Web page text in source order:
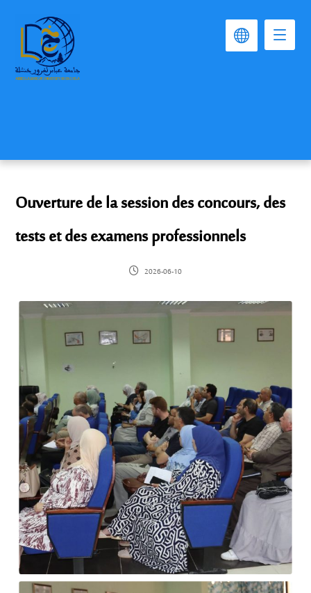
Ouverture de la session des concours, des
tests et des examens professionnels
2026-06-10